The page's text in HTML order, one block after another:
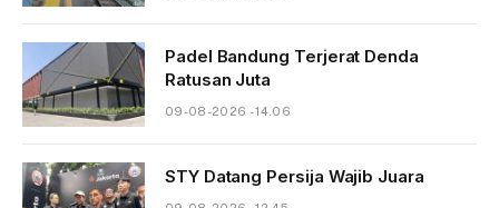
Padel Bandung Terjerat Denda
Ratusan Juta
09-08-2026 - 14.06
STY Datang Persija Wajib Juara